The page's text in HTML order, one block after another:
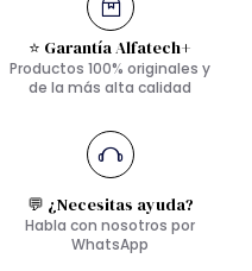
⭐ Garantía Alfatech+
Productos 100% originales y
de la más alta calidad
💬 ¿Necesitas ayuda?
Habla con nosotros por
WhatsApp